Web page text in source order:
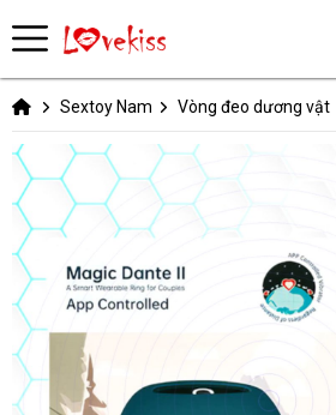
Sextoy Nam Vòng đeo dương vật